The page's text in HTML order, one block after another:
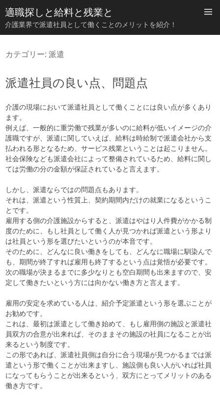
適職探しと給料と残業と
介護業界で派遣社員として働くことのメリットを紹介！
ン
テ
ツ
へ
キ
ッ
プ
カテゴリー:派遣
派遣社員の良い点、問題点
介護の現場において派遣社員として働くことには良い点が多くあり
ます。
例えば、一般的に重労働で残業が多いのに給料が低いイメージの介
護職ですが、派遣に関していえば、給料は時給制で派遣会社から支
払われる形となるため、サービス残業ということは起こりません。
社会保険なども派遣会社によって整備されているため、給料に関し
ては労働の分の金額が保証されていると言えます。
しかし、派遣ならではの問題点もあります。
それは、派遣という性質上、契約期間内だけの就業になるというこ
とです。
雇用する側の介護施設からすると、派遣はやはり人件費がかかる制
度のために、もし社員として働く人が見つかれば派遣という形より
は社員という形を選びたいというのが本音です。
そのために、どんなに良い働きをしても、どんなに職場に馴染んで
も、期間が終了すれば雇用も終了するという点は覚悟が必要です。
次の職場が決まるまでに多少なりとも空白期間も出来ますので、安
定して働きたいという方には向かない働き方と言えます。
雇用の安定を求めている人は、紹介予定派遣という形を選ぶことが
お勧めです。
これは、最初は派遣として働き始めて、もし雇用側の施設と派遣社
員双方の合意が出来れば、そのままその施設の社員になることが出
来るという制度です。
この形であれば、派遣社員側は自分に合う現場が見つかるまでは派
遣という形で働くことが出来ますし、施設側も良い人がいれば社員
になってもらうことが出来るという、双方にとってメリットのある
働き方です。